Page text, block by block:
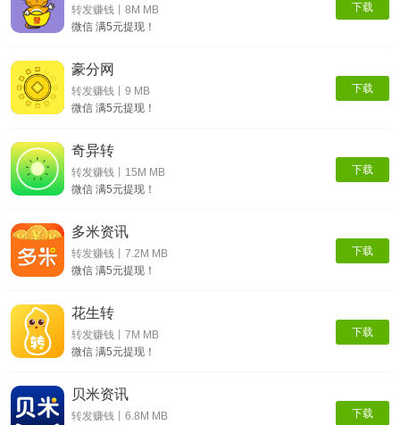
下载
转发赚钱丨8M MB
微信 满5元提现！
下载
豪分网
转发赚钱丨9 MB
微信 满5元提现！
下载
奇异转
转发赚钱丨15M MB
微信 满5元提现！
下载
多米资讯
转发赚钱丨7.2M MB
微信 满5元提现！
下载
花生转
转发赚钱丨7M MB
微信 满5元提现！
下载
贝米资讯
转发赚钱丨6.8M MB